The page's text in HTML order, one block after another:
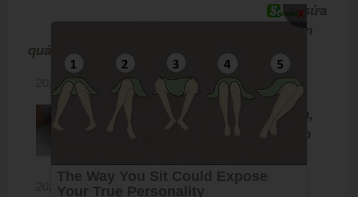
ReVanced 19.09.3 mới nhất, sửa
lỗi và cải thiện khả năng chặn
quảng cáo, mời anh em tải về
2024-03-28 16:30:00
Xuất hiện mã độc Chameleon,
chặn tính năng nhận diện vân
2023-12-27 10:20:00
X